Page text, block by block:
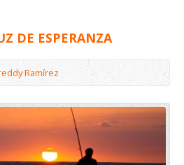
DE ESPERANZA
Ramírez